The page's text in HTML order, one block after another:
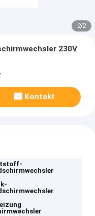
2/2
230V
Kontakt